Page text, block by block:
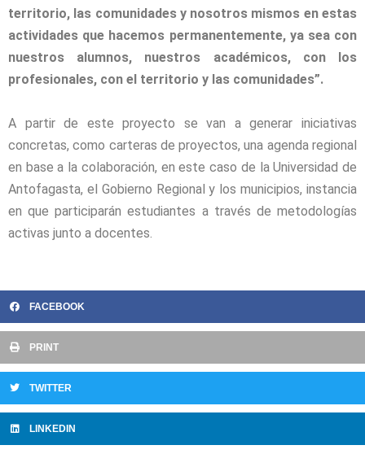
territorio, las comunidades y nosotros mismos en estas
actividades que hacemos permanentemente, ya sea con
nuestros alumnos, nuestros académicos, con los
profesionales, con el territorio y las comunidades”.
A partir de este proyecto se van a generar iniciativas
concretas, como carteras de proyectos, una agenda regional
en base a la colaboración, en este caso de la Universidad de
Antofagasta, el Gobierno Regional y los municipios, instancia
en que participarán estudiantes a través de metodologías
activas junto a docentes.
FACEBOOK
PRINT
TWITTER
LINKEDIN